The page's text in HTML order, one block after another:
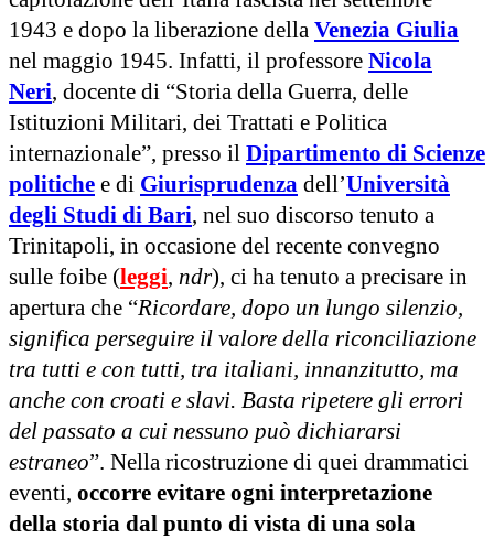
1943 e dopo la liberazione della Venezia Giulia
nel maggio 1945. Infatti, il professore Nicola
Neri, docente di “Storia della Guerra, delle
Istituzioni Militari, dei Trattati e Politica
internazionale”, presso il Dipartimento di Scienze
politiche e di Giurisprudenza dell’Università
degli Studi di Bari, nel suo discorso tenuto a
Trinitapoli, in occasione del recente convegno
sulle foibe (leggi, ndr), ci ha tenuto a precisare in
apertura che “Ricordare, dopo un lungo silenzio,
significa perseguire il valore della riconciliazione
tra tutti e con tutti, tra italiani, innanzitutto, ma
anche con croati e slavi. Basta ripetere gli errori
del passato a cui nessuno può dichiararsi
estraneo”. Nella ricostruzione di quei drammatici
eventi, occorre evitare ogni interpretazione
della storia dal punto di vista di una sola